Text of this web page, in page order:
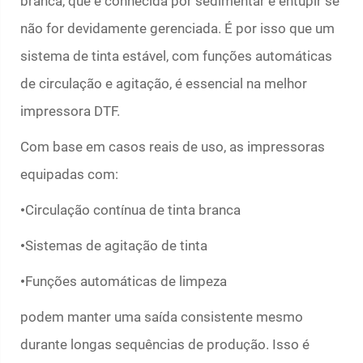
não for devidamente gerenciada. É por isso que um
sistema de tinta estável, com funções automáticas
de circulação e agitação, é essencial na melhor
impressora DTF.
Com base em casos reais de uso, as impressoras
equipadas com:
•Circulação contínua de tinta branca
•Sistemas de agitação de tinta
•Funções automáticas de limpeza
podem manter uma saída consistente mesmo
durante longas sequências de produção. Isso é